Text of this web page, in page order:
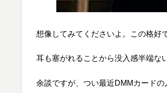
想像してみてくださいよ。この格好
耳も塞がれることから没入感半端な
余談ですが、つい最近DMMカードの